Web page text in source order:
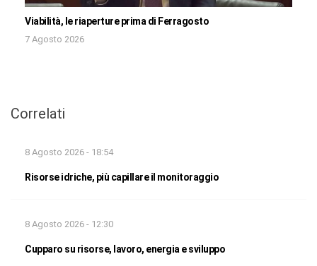
Viabilità, le riaperture prima di Ferragosto
7 Agosto 2026
Correlati
8 Agosto 2026 - 18:54
Risorse idriche, più capillare il monitoraggio
8 Agosto 2026 - 12:30
Cupparo su risorse, lavoro, energia e sviluppo